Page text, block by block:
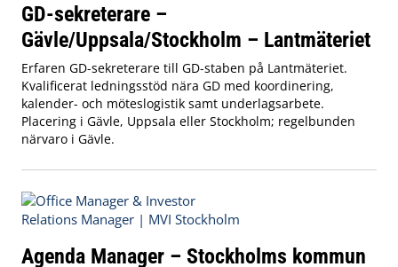
GD-sekreterare –
Gävle/Uppsala/Stockholm – Lantmäteriet
Erfaren GD-sekreterare till GD-staben på Lantmäteriet.
Kvalificerat ledningsstöd nära GD med koordinering,
kalender- och möteslogistik samt underlagsarbete.
Placering i Gävle, Uppsala eller Stockholm; regelbunden
närvaro i Gävle.
Agenda Manager – Stockholms kommun